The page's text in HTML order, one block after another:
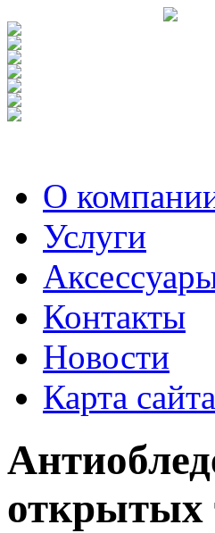
О
Услуги
Контакты
Новости
Карта сайта
открытых